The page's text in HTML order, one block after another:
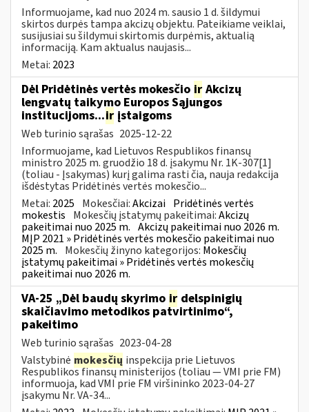
Informuojame, kad nuo 2024 m. sausio 1 d. šildymui
skirtos durpės tampa akcizų objektu. Pateikiame veiklai,
susijusiai su šildymui skirtomis durpėmis, aktualią
informaciją. Kam aktualus naujasis...
Metai: 2023
Dėl Pridėtinės vertės mokesčio ir Akcizų
lengvatų taikymo Europos Sąjungos
institucijoms...ir įstaigoms
Web turinio sąrašas 2025-12-22
Informuojame, kad Lietuvos Respublikos finansų
ministro 2025 m. gruodžio 18 d. įsakymu Nr. 1K-307[1]
(toliau - Įsakymas) kurį galima rasti čia, nauja redakcija
išdėstytas Pridėtinės vertės mokesčio...
Metai: 2025 Mokesčiai:Akcizai Pridėtinės vertės
mokestis Mokesčių įstatymų pakeitimai:Akcizų
pakeitimai nuo 2025 m. Akcizų pakeitimai nuo 2026 m.
MĮP 2021 » Pridėtinės vertės mokesčio pakeitimai nuo
2025 m. Mokesčių žinyno kategorijos: Mokesčių
įstatymų pakeitimai » Pridėtinės vertės mokesčių
pakeitimai nuo 2026 m.
VA-25 „Dėl baudų skyrimo ir delspinigių
skaičiavimo metodikos patvirtinimo“,
pakeitimo
Web turinio sąrašas 2023-04-28
Valstybinė mokesčių inspekcija prie Lietuvos
Respublikos finansų ministerijos (toliau ― VMI prie FM)
informuoja, kad VMI prie FM viršininko 2023-04-27
įsakymu Nr. VA-34...